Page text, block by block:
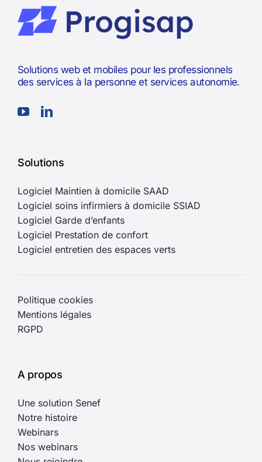
Solutions web et mobiles pour les professionnels
des services à la personne et services autonomie.
Solutions
Logiciel Maintien à domicile SAAD
Logiciel soins infirmiers à domicile SSIAD
Logiciel Garde d’enfants
Logiciel Prestation de confort
Logiciel entretien des espaces verts
Politique cookies
Mentions légales
RGPD
A propos
Une solution Senef
Notre histoire
Webinars
Nos webinars